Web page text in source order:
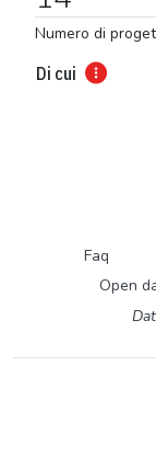
Numero di
Di cui
Faq
Open